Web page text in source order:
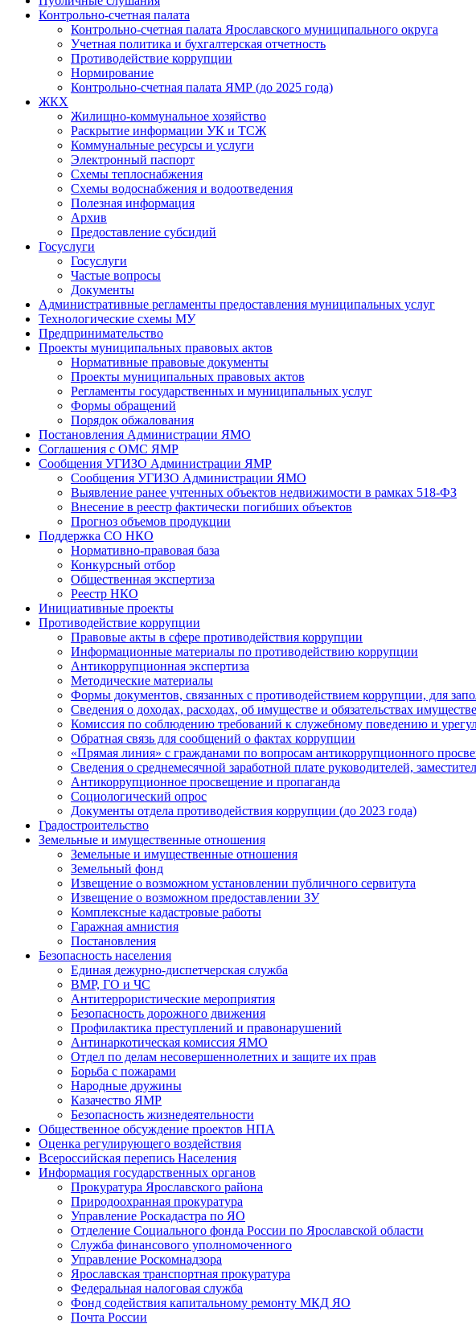
Контрольно-счетная палата
Контрольно-счетная палата Ярославского муниципального округа
Учетная политика и бухгалтерская отчетность
Противодействие коррупции
Нормирование
Контрольно-счетная палата ЯМР (до 2025 года)
ЖКХ
Жилищно-коммунальное хозяйство
Раскрытие информации УК и ТСЖ
Коммунальные ресурсы и услуги
Электронный паспорт
Схемы теплоснабжения
Схемы водоснабжения и водоотведения
Полезная информация
Архив
Предоставление субсидий
Госуслуги
Госуслуги
Частые вопросы
Документы
Административные регламенты предоставления муниципальных услуг
Технологические схемы МУ
Предпринимательство
Проекты муниципальных правовых актов
Нормативные правовые документы
Проекты муниципальных правовых актов
Регламенты государственных и муниципальных услуг
Формы обращений
Порядок обжалования
Постановления Администрации ЯМО
Соглашения с ОМС ЯМР
Сообщения УГИЗО Администрации ЯМР
Сообщения УГИЗО Администрации ЯМО
Выявление ранее учтенных объектов недвижимости в рамках 518-ФЗ
Внесение в реестр фактически погибших объектов
Прогноз объемов продукции
Поддержка СО НКО
Нормативно-правовая база
Конкурсный отбор
Общественная экспертиза
Реестр НКО
Инициативные проекты
Противодействие коррупции
Правовые акты в сфере противодействия коррупции
Информационные материалы по противодействию коррупции
Антикоррупционная экспертиза
Методические материалы
Формы документов, связанных с противодействием коррупции, для
Сведения о доходах, расходах, об имуществе и обязательствах
Комиссия по соблюдению требований к служебному поведению и
Обратная связь для сообщений о фактах коррупции
«Прямая линия» с гражданами по вопросам антикоррупционного
Сведения о среднемесячной заработной плате руководителей,
Антикоррупционное просвещение и пропаганда
Социологический опрос
Документы отдела противодействия коррупции (до 2023 года)
Градостроительство
Земельные и имущественные отношения
Земельные и имущественные отношения
Земельный фонд
Извещение о возможном установлении публичного сервитута
Извещение о возможном предоставлении ЗУ
Комплексные кадастровые работы
Гаражная амнистия
Постановления
Безопасность населения
Единая дежурно-диспетчерская служба
ВМР, ГО и ЧС
Антитеррористические мероприятия
Безопасность дорожного движения
Профилактика преступлений и правонарушений
Антинаркотическая комиссия ЯМО
Отдел по делам несовершеннолетних и защите их прав
Борьба с пожарами
Народные дружины
Казачество ЯМР
Безопасность жизнедеятельности
Общественное обсуждение проектов НПА
Оценка регулирующего воздействия
Всероссийская перепись Населения
Информация государственных органов
Прокуратура Ярославского района
Природоохранная прокуратура
Управление Роскадастра по ЯО
Отделение Социального фонда России по Ярославской области
Служба финансового уполномоченного
Управление Роскомнадзора
Ярославская транспортная прокуратура
Федеральная налоговая служба
Фонд содействия капитальному ремонту МКД ЯО
Почта России